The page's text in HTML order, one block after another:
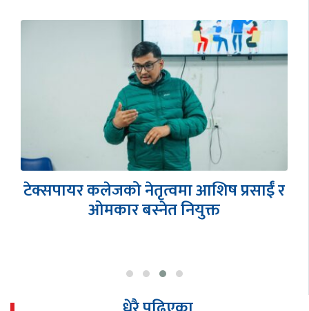
एसईईमा साउथवेस्टर्नको ऐतिहासिक
सफलता, शतप्रतिशत नतिजासहित ५